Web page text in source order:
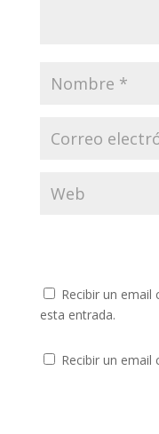
Recibir un
esta entrada.
Recibir un email